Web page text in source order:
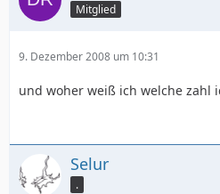
Mitglied
9. Dezember 2008 um 10:31
und woher weiß ich welche zahl
Selur
.